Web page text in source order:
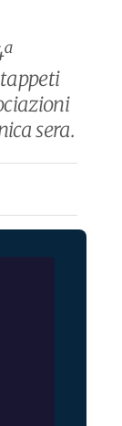
sera.